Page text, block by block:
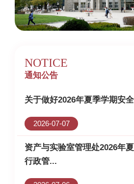
NOTICE
通知公告
关于做好2026年夏季学期安
2026-07-07
资产与实验室管理处2026年
行政管...